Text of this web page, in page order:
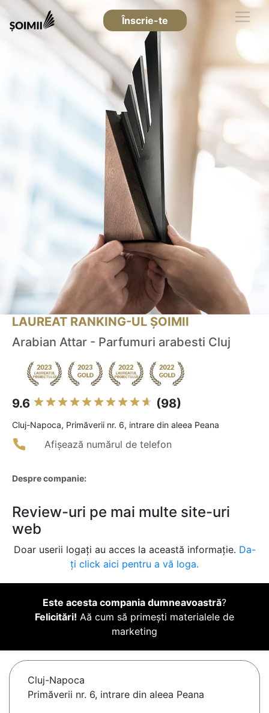
Înscrie-te
LAUREAT RANKING-UL ȘOIMII
Arabian Attar - Parfumuri arabesti Cluj
9.6 (98)
Cluj-Napoca, Primăverii nr. 6, intrare din aleea Peana
Afișează numărul de telefon
Despre companie:
Review-uri pe mai multe site-uri
web
Doar userii logați au acces la această informație. Da-
ți click aici pentru a vă loga.
Este acesta compania dumneavoastră?
Felicitări! Aă cum să primești materialele de
marketing
Cluj-Napoca
Primăverii nr. 6, intrare din aleea Peana